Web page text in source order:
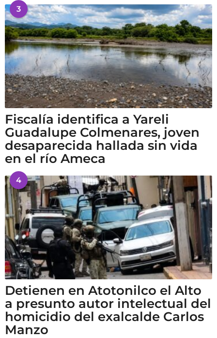
3
Fiscalía identifica a Yareli
Guadalupe Colmenares, joven
desaparecida hallada sin vida
en el río Ameca
4
Detienen en Atotonilco el Alto
a presunto autor intelectual del
homicidio del exalcalde Carlos
Manzo